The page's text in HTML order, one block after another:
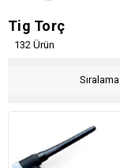
Tig Torç
Sıralama
132 Ürün